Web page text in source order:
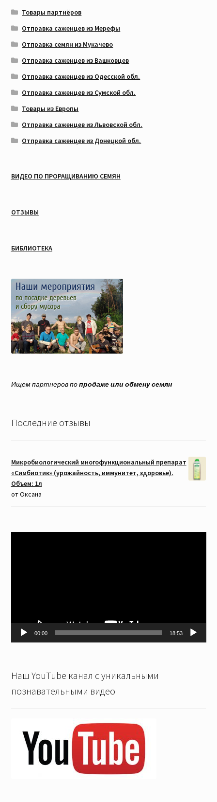
Товары партнёров
Отправка саженцев из Мерефы
Отправка семян из Мукачево
Отправка саженцев из Вашковцев
Отправка саженцев из Одесской обл.
Отправка саженцев из Сумской обл.
Товары из Европы
Отправка саженцев из Львовской обл.
Отправка саженцев из Донецкой обл.
ВИДЕО ПО ПРОРАЩИВАНИЮ СЕМЯН
ОТЗЫВЫ
БИБЛИОТЕКА
Ищем партнеров попродаже или обмену семян
Последние отзывы
Микробиологический многофункциональный препарат
«Симбиотик» (урожайность, иммунитет, здоровье).
Объем: 1л
от Оксана
00:00 18:53
Наш YouTube канал с уникальными
познавательными видео